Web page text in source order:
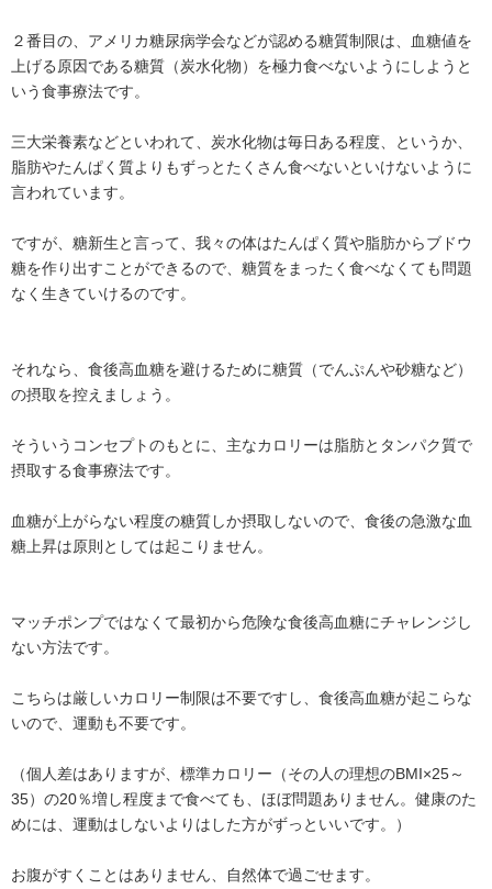
２番目の、アメリカ糖尿病学会などが認める糖質制限は、血糖値を
上げる原因である糖質（炭水化物）を極力食べないようにしようと
いう食事療法です。
三大栄養素などといわれて、炭水化物は毎日ある程度、というか、
脂肪やたんぱく質よりもずっとたくさん食べないといけないように
言われています。
ですが、糖新生と言って、我々の体はたんぱく質や脂肪からブドウ
糖を作り出すことができるので、糖質をまったく食べなくても問題
なく生きていけるのです。
それなら、食後高血糖を避けるために糖質（でんぷんや砂糖など）
の摂取を控えましょう。
そういうコンセプトのもとに、主なカロリーは脂肪とタンパク質で
摂取する食事療法です。
血糖が上がらない程度の糖質しか摂取しないので、食後の急激な血
糖上昇は原則としては起こりません。
マッチポンプではなくて最初から危険な食後高血糖にチャレンジし
ない方法です。
こちらは厳しいカロリー制限は不要ですし、食後高血糖が起こらな
いので、運動も不要です。
（個人差はありますが、標準カロリー（その人の理想のBMI×25～
35）の20％増し程度まで食べても、ほぼ問題ありません。健康のた
めには、運動はしないよりはした方がずっといいです。）
お腹がすくことはありません、自然体で過ごせます。